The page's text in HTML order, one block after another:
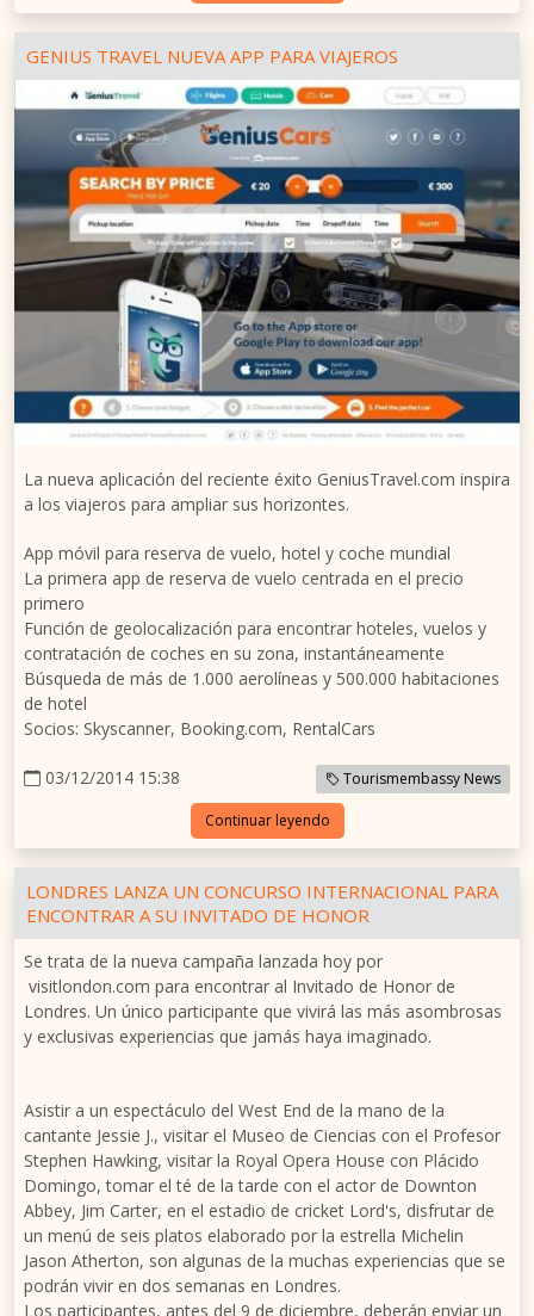
GENIUS TRAVEL NUEVA APP PARA VIAJEROS
La nueva aplicación del reciente éxito GeniusTravel.com inspira
a los viajeros para ampliar sus horizontes.
App móvil para reserva de vuelo, hotel y coche mundial
La primera app de reserva de vuelo centrada en el precio
primero
Función de geolocalización para encontrar hoteles, vuelos y
contratación de coches en su zona, instantáneamente
Búsqueda de más de 1.000 aerolíneas y 500.000 habitaciones
de hotel
Socios: Skyscanner, Booking.com, RentalCars
03/12/2014 15:38 Tourismembassy News
Continuar leyendo
LONDRES LANZA UN CONCURSO INTERNACIONAL PARA
ENCONTRAR A SU INVITADO DE HONOR
Se trata de la nueva campaña lanzada hoy por
visitlondon.com para encontrar al Invitado de Honor de
Londres. Un único participante que vivirá las más asombrosas
y exclusivas experiencias que jamás haya imaginado.
Asistir a un espectáculo del West End de la mano de la
cantante Jessie J., visitar el Museo de Ciencias con el Profesor
Stephen Hawking, visitar la Royal Opera House con Plácido
Domingo, tomar el té de la tarde con el actor de Downton
Abbey, Jim Carter, en el estadio de cricket Lord's, disfrutar de
un menú de seis platos elaborado por la estrella Michelin
Jason Atherton, son algunas de la muchas experiencias que se
podrán vivir en dos semanas en Londres.
Los participantes, antes del 9 de diciembre, deberán enviar un